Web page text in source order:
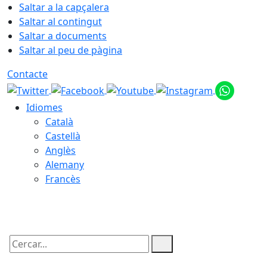
Saltar a la capçalera
Saltar al contingut
Saltar a documents
Saltar al peu de pàgina
Contacte
Idiomes
Català
Castellà
Anglès
Alemany
Francès
Cercar: